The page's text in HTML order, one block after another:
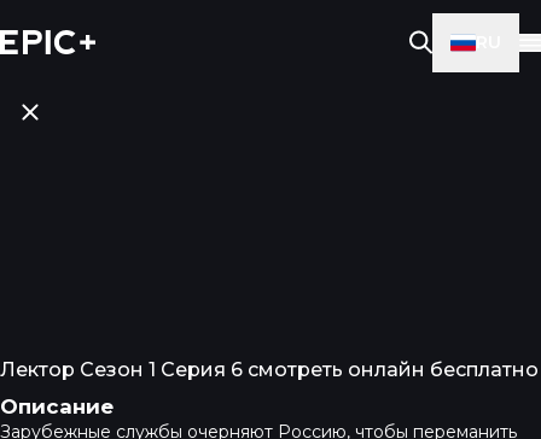
Лектор Сезон 1 Серия 6 смотреть онлайн бесплатно
Описание
Зарубежные службы очерняют Россию, чтобы переманить